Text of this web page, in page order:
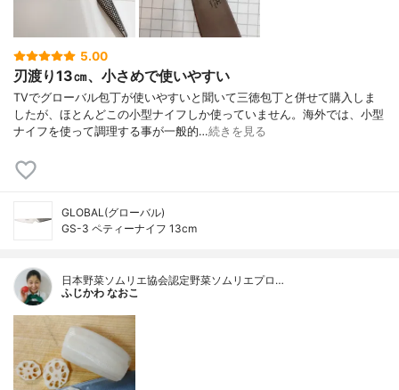
5.00
刃渡り13㎝、小さめで使いやすい
TVでグローバル包丁が使いやすいと聞いて三徳包丁と併せて購入しま
したが、ほとんどこの小型ナイフしか使っていません。海外では、小型
ナイフを使って調理する事が一般的…続きを見る
GLOBAL(グローバル)
GS-3 ペティーナイフ 13cm
日本野菜ソムリエ協会認定野菜ソムリエプロ…
ふじかわ なおこ